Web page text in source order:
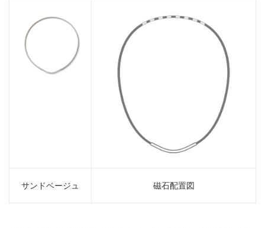
サンドベージュ 磁石配置図